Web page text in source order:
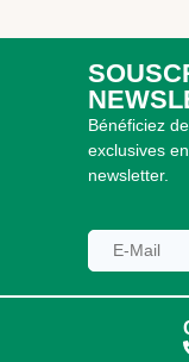
Bénéficiez
exclusives
newsletter.